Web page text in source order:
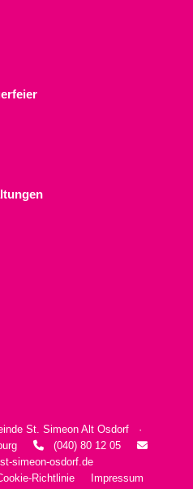
St. Simeon Alt Osdorf ·
 (040) 80 12 05 
simeon-osdorf.de
Richtlinie Impressum